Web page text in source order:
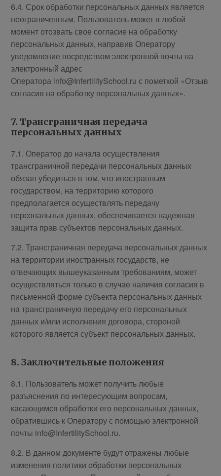
6.4. Срок обработки персональных данных является
неограниченным. Пользователь может в любой
момент отозвать свое согласие на обработку
персональных данных, направив Оператору
уведомление посредством электронной почты на
электронный адрес
Оператора info@InfertilitySchool.ru с пометкой «Отзыв
согласия на обработку персональных данных».
7. Трансграничная передача
персональных данных
7.1. Оператор до начала осуществления
трансграничной передачи персональных данных
обязан убедиться в том, что иностранным
государством, на территорию которого
предполагается осуществлять передачу
персональных данных, обеспечивается надежная
защита прав субъектов персональных данных.
7.2. Трансграничная передача персональных данных
на территории иностранных государств, не
отвечающих вышеуказанным требованиям, может
осуществляться только в случае наличия согласия в
письменной форме субъекта персональных данных
на трансграничную передачу его персональных
данных и/или исполнения договора, стороной
которого является субъект персональных данных.
8. Заключительные положения
8.1. Пользователь может получить любые
разъяснения по интересующим вопросам,
касающимся обработки его персональных данных,
обратившись к Оператору с помощью электронной
почты info@InfertilitySchool.ru.
8.2. В данном документе будут отражены любые
изменения политики обработки персональных